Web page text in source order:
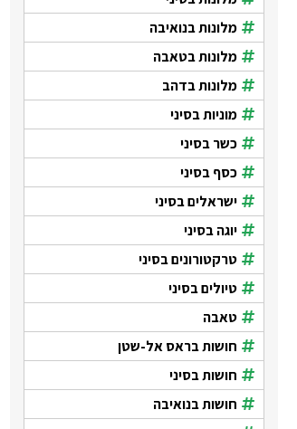
מלונות בנואיבה
מלונות בטאבה
מלונות בדהב
מוניות בסיני
כשר בסיני
כסף בסיני
ישראלים בסיני
יוגה בסיני
טרקטורונים בסיני
טיולים בסיני
טאבה
חושות בראס אל-שטן
חושות בסיני
חושות בנואיבה